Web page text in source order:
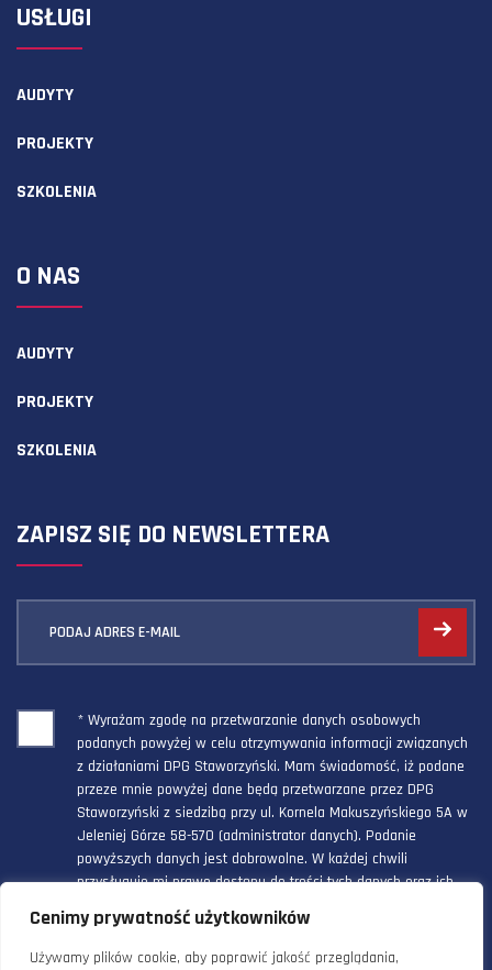
Cenimy prywatność użytkowników
Używamy plików cookie, aby poprawić jakość przeglądania,
USŁUGI
AUDYTY
PROJEKTY
SZKOLENIA
O NAS
AUDYTY
PROJEKTY
SZKOLENIA
ZAPISZ SIĘ DO NEWSLETTERA
PODAJ ADRES E-MAIL
* Wyrażam zgodę na przetwarzanie danych osobowych
podanych powyżej w celu otrzymywania informacji związanych
z działaniami DPG Staworzyński. Mam świadomość, iż podane
przeze mnie powyżej dane będą przetwarzane przez DPG
Staworzyński z siedzibą przy ul. Kornela Makuszyńskiego 5A w
Jeleniej Górze 58-570 (administrator danych). Podanie
powyższych danych jest dobrowolne. W każdej chwili
przysługuje mi prawo dostępu do treści tych danych oraz ich
poprawienia, a powyższa zgoda może być odwołana w każdym
czasie.